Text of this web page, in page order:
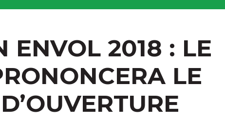
ENVOL 2018 : LE
LE